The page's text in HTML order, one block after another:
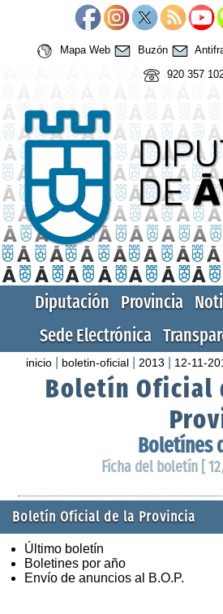
Mapa Web Buzón
920 357
Diputación Provincia
Sede Electrónica
inicio boletin-oficial 2013 12-11-
Boletín Oficial
Boletínes
Ficha del boletín [
Boletín Oficial de la Provincia
Último boletín
Boletines por año
Envío de anuncios al B.O.P.